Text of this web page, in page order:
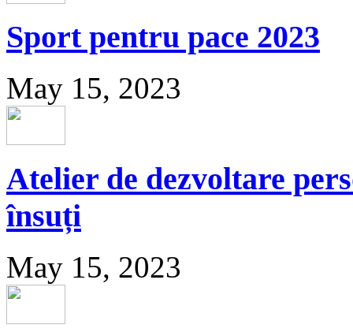
Sport pentru pace 2023
May 15, 2023
Atelier de dezvoltare
însuți
May 15, 2023